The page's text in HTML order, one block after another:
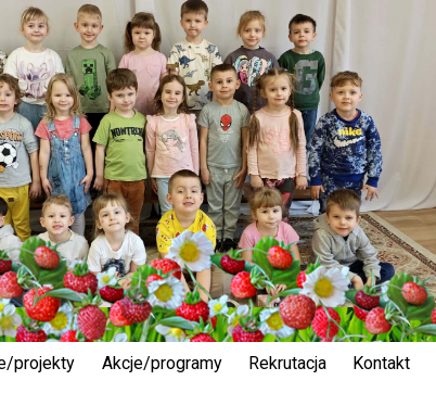
projekty Akcje/programy Rekrutacja Kontakt